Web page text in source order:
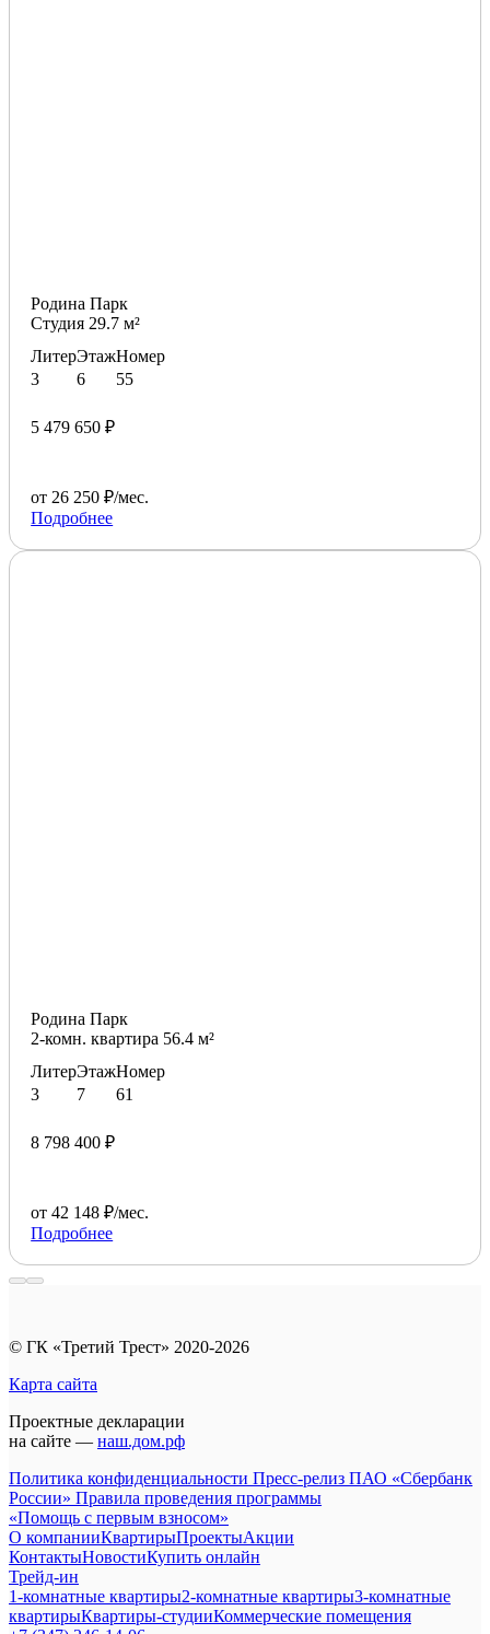
Родина Парк
Студия 29.7 м²
Литер
3
Этаж
6
Номер
55
5 479 650 ₽
от 26 250 ₽/мес.
Подробнее
Родина Парк
2-комн. квартира 56.4 м²
Литер
3
Этаж
7
Номер
61
8 798 400 ₽
от 42 148 ₽/мес.
Подробнее
© ГК «Третий Трест» 2020-2026
Карта сайта
Проектные декларации
на сайте — наш.дом.рф
Политика конфиденциальности Пресс-релиз ПАО «Сбербанк
России» Правила проведения программы
«Помощь с первым взносом»
О компанииКвартирыПроектыАкции
КонтактыНовостиКупить онлайн
Трейд-ин
1-комнатные квартиры2-комнатные квартиры3-комнатные
квартирыКвартиры-студииКоммерческие помещения